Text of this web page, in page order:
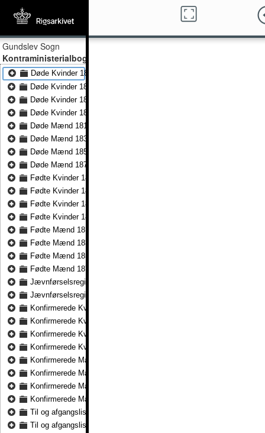
Gundslev Sogn
Kontraministerialbog
Døde Kvinder 1814 - Døde Kvinder 1835
Døde Kvinder 1835 - Døde Kvinder 1857
Døde Kvinder 1858 - Døde Kvinder 1878
Døde Kvinder 1879 - Døde Kvinder 1891
Døde Mænd 1814 - Døde Mænd 1835
Døde Mænd 1835 - Døde Mænd 1857
Døde Mænd 1858 - Døde Mænd 1878
Døde Mænd 1879 - Døde Mænd 1892
Fødte Kvinder 1814 - Fødte Kvinder 1835
Fødte Kvinder 1835 - Fødte Kvinder 1857
Fødte Kvinder 1858 - Fødte Kvinder 1878
Fødte Kvinder 1879 - Fødte Kvinder 1892
Fødte Mænd 1814 - Fødte Mænd 1835
Fødte Mænd 1835 - Fødte Mænd 1857
Fødte Mænd 1858 - Fødte Mænd 1878
Fødte Mænd 1879 - Fødte Mænd 1891
Jævnførselsregister 1835 - Jævnførselsregister 1847
Jævnførselsregister 1849 - Jævnførselsregister 1860
Konfirmerede Kvinder 1814 - Konfirmerede Kvinder 1835
Konfirmerede Kvinder 1836 - Konfirmerede Kvinder 1857
Konfirmerede Kvinder 1858 - Konfirmerede Kvinder 1878
Konfirmerede Kvinder 1879 - Konfirmerede Kvinder 1891
Konfirmerede Mænd 1814 - Konfirmerede Mænd 1835
Konfirmerede Mænd 1836 - Konfirmerede Mænd 1857
Konfirmerede Mænd 1858 - Konfirmerede Mænd 1878
Konfirmerede Mænd 1879 - Konfirmerede Mænd 1891
Til og afgangslister 1835 - Til og afgangslister 1847
Til og afgangslister 1848 - Til og afgangslister 1868